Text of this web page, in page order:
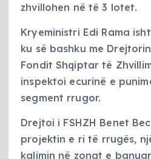
zhvillohen në të 3 lotet.
Kryeministri Edi Rama
ku së bashku me
Fondit Shqiptar të
inspektoi ecurinë e
segment rrugor.
Drejtoi i FSHZH Benet
projektin e ri të rrugës,
kalimin në zonat e